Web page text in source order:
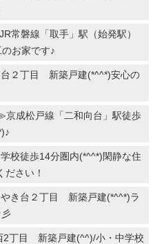
磐線「取手」駅（始発駅）
お家です♪
２丁目 新築戸建(*^^*)安心の
成松戸線「二和向台」駅徒歩
徒歩14分圏内(*^^*)閑静な住
さい！
き台２丁目 新築戸建(*^^*)ラ
丁目 新築戸建(^^)/小・中学校